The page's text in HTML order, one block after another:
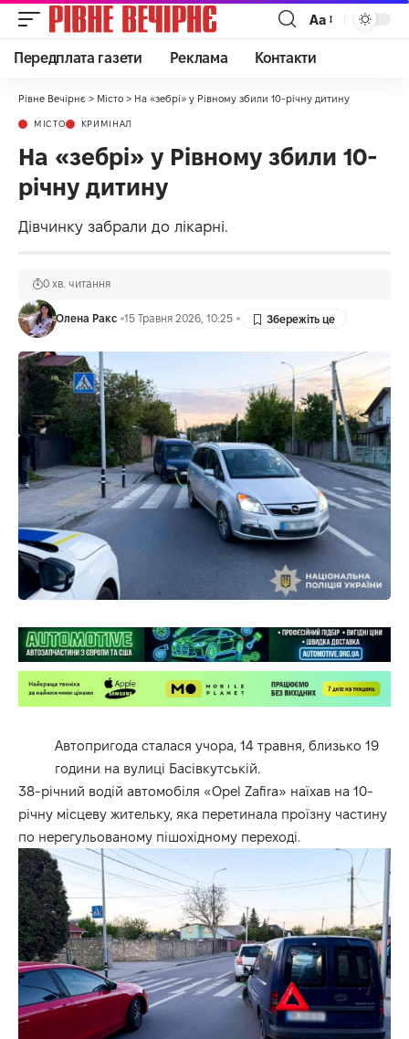
Аа
Передплата газети Реклама Контакти
Рівне Вечірнє > Місто > На «зебрі» у Рівному збили 10-річну дитину
МІСТО КРИМІНАЛ
На «зебрі» у Рівному збили 10-
річну дитину
Дівчинку забрали до лікарні.
Олена Ракс 15 Травня 2026, 10:25
0 хв. читання
Автопригода сталася учора, 14 травня, близько 19
години на вулиці Басівкутській.
38-річний водій автомобіля «Opel Zafira» наїхав на 10-
річну місцеву жительку, яка перетинала проїзну частину
по нерегульованому пішохідному переході.